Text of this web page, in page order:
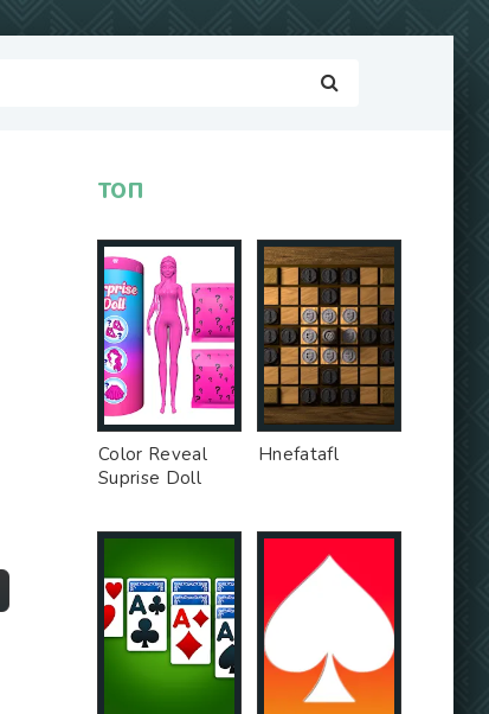
ТОП
Color Reveal
Suprise Doll
Hnefatafl